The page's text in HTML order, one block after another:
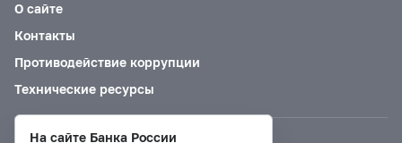
О сайте
Контакты
Противодействие коррупции
Технические ресурсы
На сайте Банка России